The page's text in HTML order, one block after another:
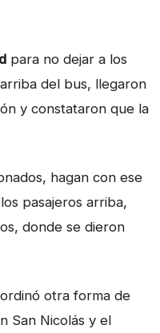
para no dejar a los
del bus, llegaron
y constataron que la
hagan con ese
pasajeros arriba,
donde se dieron
otra forma de
San Nicolás y el